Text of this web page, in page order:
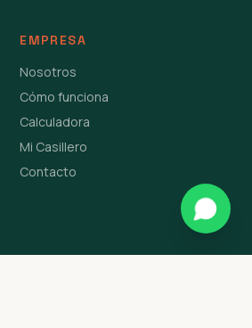
EMPRESA
Nosotros
Cómo funciona
Calculadora
Mi Casillero
Contacto